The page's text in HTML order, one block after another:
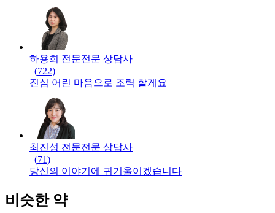
하용희 전문전문 상담사
(722)
진심 어린 마음으로 조력 할게요
최진성 전문전문 상담사
(71)
당신의 이야기에 귀기울이겠습니다
비슷한 약